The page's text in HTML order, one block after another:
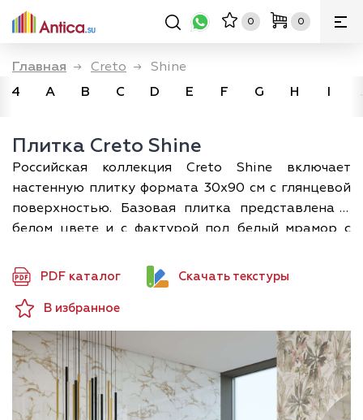
0 0
Главная → Creto → Shine
4
A B C D E F G H I
Плитка Creto Shine
Российская коллекция Creto Shine включает
настенную плитку формата 30х90 см с глянцевой
поверхностью. Базовая плитка представлена в
белом цвете и с фактурой под белый мрамор с
входит декор с тропическими мотивами и
структурированный модуль под мрамор с
поперечным линейным рисунком.
Плитка Крето Shine применяется для отделки
ванных комнат и других помещений в
современном минималистическом или винтажном
стиле. Она хорошо гармонирует с напольным
покрытием под дерево и естественными
PDF каталог Скачать текстуры
В избранное